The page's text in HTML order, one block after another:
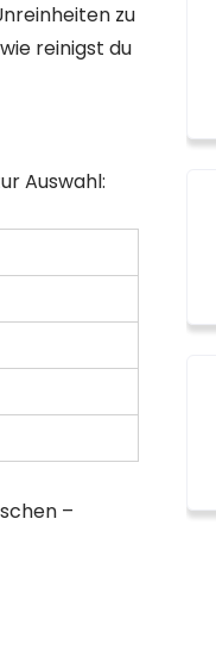
zu
reinigst du
Auswahl:
–